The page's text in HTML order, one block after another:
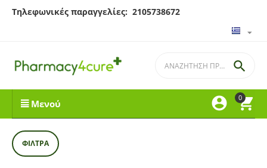
Τηλεφωνικές παραγγελίες: 2105738672
0



Μενού
ΦΊΛΤΡΑ